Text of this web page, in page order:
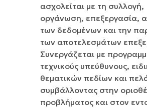
ασχολείται με τη συλλογή,
οργάνωση, επεξεργασία,
των δεδομένων και την
των αποτελεσμάτων
Συνεργάζεται με
τεχνικούς υπεύθυνους,
θεματικών πεδίων και
συμβάλλοντας στην
προβλήματος και στον